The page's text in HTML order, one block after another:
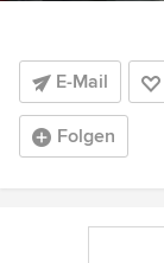
E-Mail
Folgen